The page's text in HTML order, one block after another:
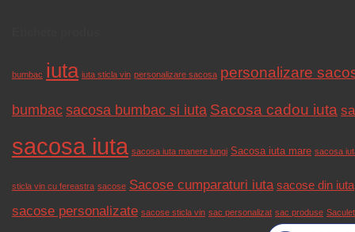
bumbac iuta iuta sticla vin personalizare sacosa personalizare
bumbac sacosa bumbac si iuta Sacosa cadou iuta
sacosa iuta sacosa iuta manere lungi Sacosa iuta mare sacosa
sticla vin cu fereastra sacose Sacose cumparaturi iuta sacose din iuta
sacose personalizate sacose sticla vin sac personalizat sac produse